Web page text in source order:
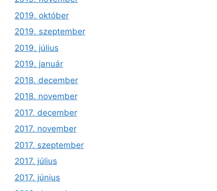
2019. október
2019. szeptember
2019. július
2019. január
2018. december
2018. november
2017. december
2017. november
2017. szeptember
2017. július
2017. június